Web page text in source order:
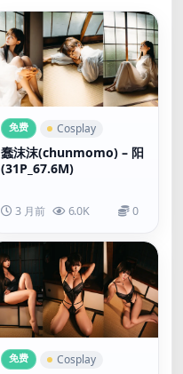
免费 Cosplay
蠢沫沫(chunmomo) – 阳
(31P_67.6M)
3 月前 6.0K 0
免费 Cosplay